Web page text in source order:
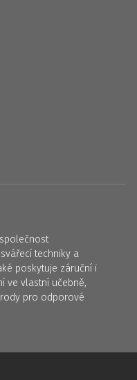
techniky a
poskytuje záruční i
ve vlastní učebně,
pro odporové